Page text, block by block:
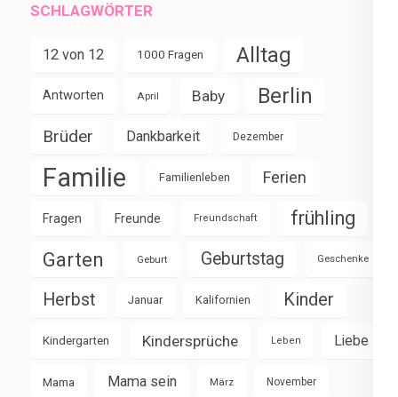
SCHLAGWÖRTER
12 von 12 1000 Fragen Alltag
Antworten April Baby Berlin
Brüder Dankbarkeit Dezember
Familie Familienleben Ferien
Fragen Freunde Freundschaft frühling
Garten Geburt Geburtstag Geschenke
Herbst Januar Kalifornien Kinder
Kindergarten Kindersprüche Leben Liebe
Mama Mama sein März November